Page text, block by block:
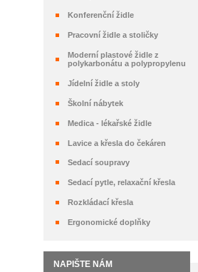
Konferenční židle
Pracovní židle a stoličky
Moderní plastové židle z
polykarbonátu a polypropylenu
Jídelní židle a stoly
Školní nábytek
Medica - lékařské židle
Lavice a křesla do čekáren
Sedací soupravy
Sedací pytle, relaxační křesla
Rozkládací křesla
Ergonomické doplňky
NAPIŠTE NÁM